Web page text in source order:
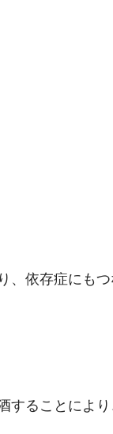
、依存症にもつ
することによ